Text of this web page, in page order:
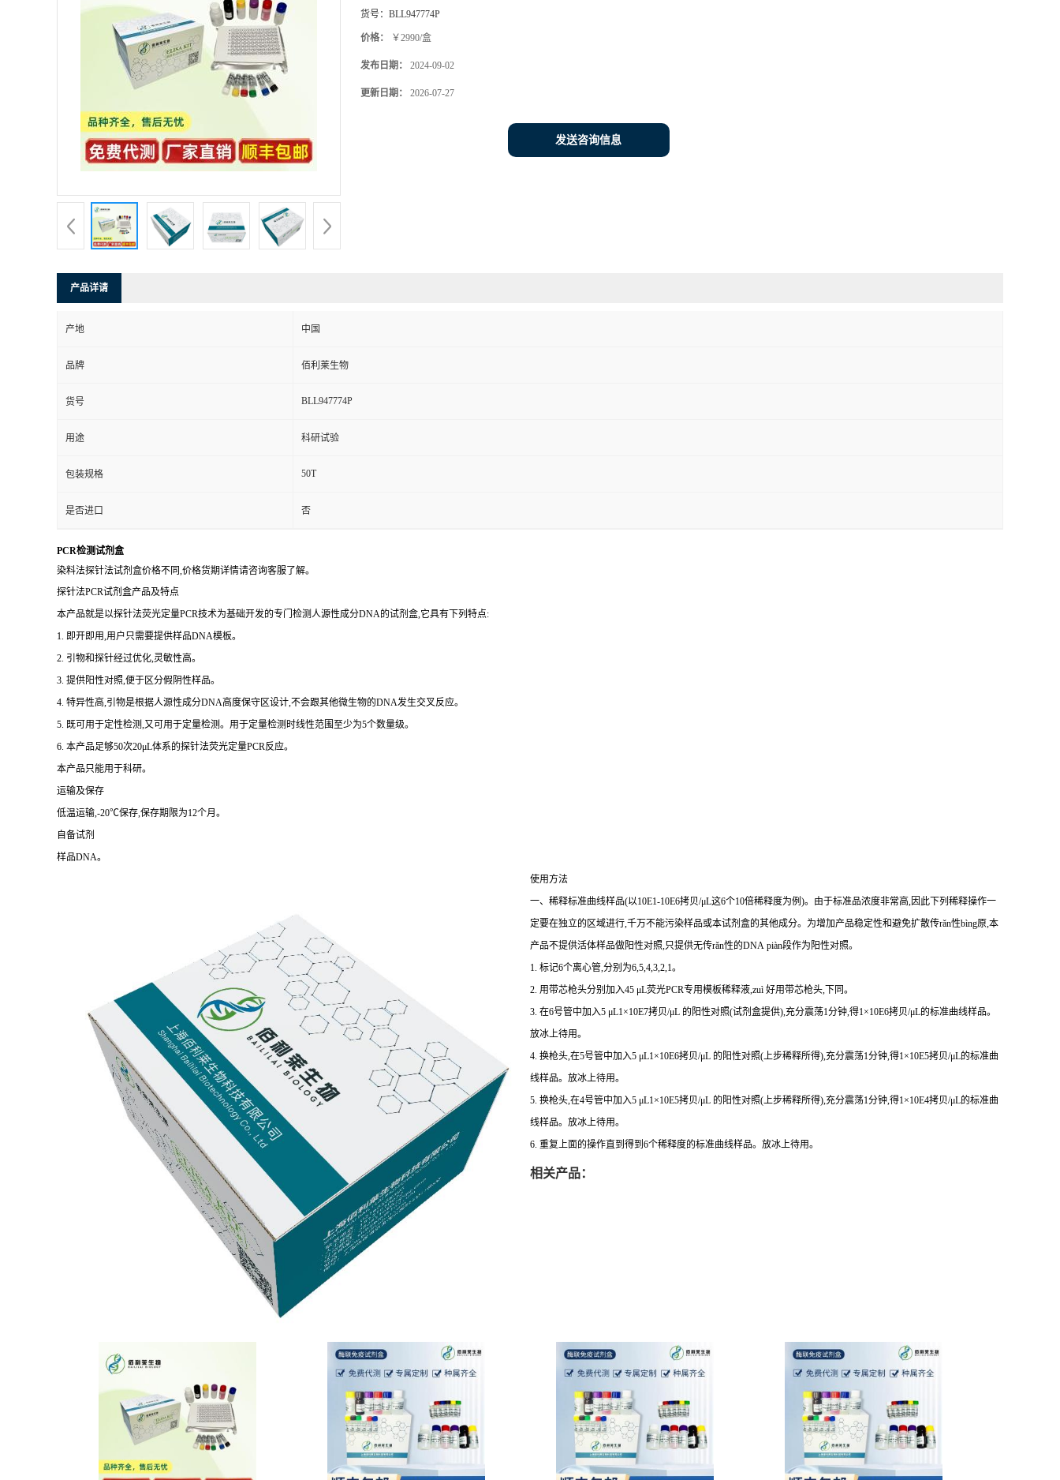
货号： BLL947774P
价格： ￥2990/盒
发布日期： 2024-09-02
更新日期： 2026-07-27
发送咨询信息
产品详请
产地 中国
品牌 佰利莱生物
货号 BLL947774P
用途 科研试验
包装规格 50T
是否进口 否
PCR检测试剂盒
染料法探针法试剂盒价格不同,价格货期详情请咨询客服了解。
探针法PCR试剂盒产品及特点
本产品就是以探针法荧光定量PCR技术为基础开发的专门检测人源性成分DNA的试剂盒,它具有下列特点:
1. 即开即用,用户只需要提供样品DNA模板。
2. 引物和探针经过优化,灵敏性高。
3. 提供阳性对照,便于区分假阴性样品。
4. 特异性高,引物是根据人源性成分DNA高度保守区设计,不会跟其他微生物的DNA发生交叉反应。
5. 既可用于定性检测,又可用于定量检测。用于定量检测时线性范围至少为5个数量级。
6. 本产品足够50次20μL体系的探针法荧光定量PCR反应。
本产品只能用于科研。
运输及保存
低温运输,-20℃保存,保存期限为12个月。
自备试剂
样品DNA。
使用方法
一、稀释标准曲线样品(以10E1-10E6拷贝/μL这6个10倍稀释度为例)。由于标准品浓度非常高,因此下列稀释操作一
定要在独立的区域进行,千万不能污染样品或本试剂盒的其他成分。为增加产品稳定性和避免扩散传rǎn性bìng原,本
产品不提供活体样品做阳性对照,只提供无传rǎn性的DNA piàn段作为阳性对照。
1. 标记6个离心管,分别为6,5,4,3,2,1。
2. 用带芯枪头分别加入45 μL荧光PCR专用模板稀释液,zuì 好用带芯枪头,下同。
3. 在6号管中加入5 μL1×10E7拷贝/μL 的阳性对照(试剂盒提供),充分震荡1分钟,得1×10E6拷贝/μL的标准曲线样品。
放冰上待用。
4. 换枪头,在5号管中加入5 μL1×10E6拷贝/μL 的阳性对照(上步稀释所得),充分震荡1分钟,得1×10E5拷贝/μL的标准曲
线样品。放冰上待用。
5. 换枪头,在4号管中加入5 μL1×10E5拷贝/μL 的阳性对照(上步稀释所得),充分震荡1分钟,得1×10E4拷贝/μL的标准曲
线样品。放冰上待用。
6. 重复上面的操作直到得到6个稀释度的标准曲线样品。放冰上待用。
相关产品：